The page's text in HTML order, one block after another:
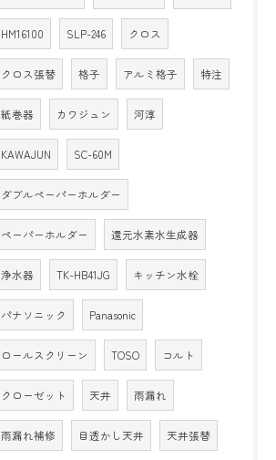
HM16100 SLP-246 クロス
クロス張替 格子 アルミ格子 特注
紙巻器 カワジュン 河淳
KAWAJUN SC-60M
ダブルペーパーホルダー
ペーパーホルダー 還元水素水生成器
浄水器 TK-HB41JG キッチン水栓
パナソニック Panasonic
ロールスクリーン TOSO コルト
クローゼット 天井 雨漏れ
雨漏れ補修 目透かし天井 天井張替